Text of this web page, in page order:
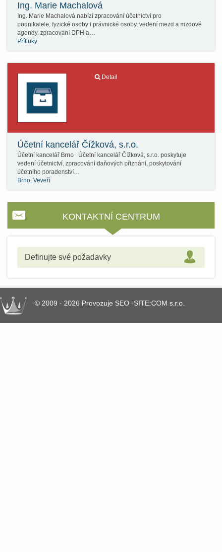
Ing. Marie Machalová
Ing. Marie Machalová nabízí zpracování účetnictví pro
podnikatele, fyzické osoby i právnické osoby, vedení mezd a mzdové
agendy, zpracování DPH a…
Přítluky
Detail
Účetní kancelář Čížková, s.r.o.
Účetní kancelář Brno Účetní kancelář Čížková, s.r.o. poskytuje
vedení účetnictví, zpracování daňových přiznání, poskytování
účetního poradenství…
Brno, Veveří
KONTAKTNÍ CENTRUM
Definujte své požadavky
© 2009 - 2026 Provozuje SEO -SITE:COM s.r.o.